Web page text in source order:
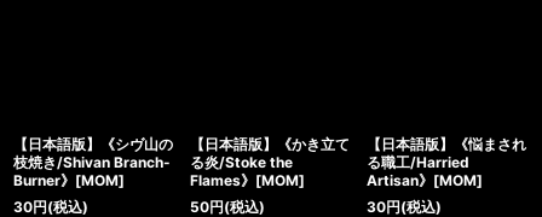
【日本語版】《シヴ山の
枝焼き/Shivan Branch-
Burner》[MOM]
30円(税込)
【日本語版】《かき立て
る炎/Stoke the
Flames》[MOM]
50円(税込)
【日本語版】《悩まされ
る職工/Harried
Artisan》[MOM]
30円(税込)